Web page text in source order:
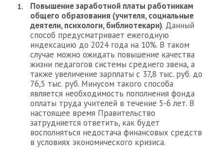
Повышение заработной платы работникам
общего образования (учителя, социальные
деятели, психологи, библиотекари). Данный
способ предусматривает ежегодную
индексацию до 2024 года на 10%. В таком
случае можно ожидать повышение качества
жизни педагогов системы среднего звена, а
также увеличение зарплаты с 37,8 тыс. руб. до
76,5 тыс. руб. Минусом такого способа
является необходимость пополнения фонда
оплаты труда учителей в течение 5-6 лет. В
настоящее время Правительство
затрудняется ответить, как будет
восполняться недостача финансовых средств
в условиях экономического кризиса.